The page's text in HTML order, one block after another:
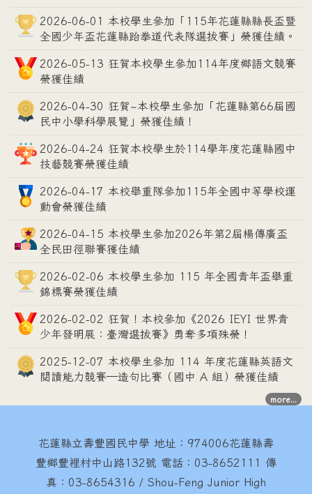
2026-06-01 本校學生參加「115年花蓮縣縣長盃暨
全國少年盃花蓮縣跆拳道代表隊選拔賽」榮獲佳績。
2026-05-13 狂賀本校學生參加114年度鄉語文競賽
榮獲佳績
2026-04-30 狂賀~本校學生參加「花蓮縣第66屆國
民中小學科學展覽」榮獲佳績！
2026-04-24 狂賀本校學生於114學年度花蓮縣國中
技藝競賽榮獲佳績
2026-04-17 本校舉重隊參加115年全國中等學校運
動會榮獲佳績
2026-04-15 本校學生參加2026年第2屆楊傳廣盃
全民田徑聯賽獲佳績
2026-02-06 本校學生參加 115 年全國青年盃舉重
錦標賽榮獲佳績
2026-02-02 狂賀！本校參加《2026 IEYI 世界青
少年發明展：臺灣選拔賽》勇奪多項殊榮！
2025-12-07 本校學生參加 114 年度花蓮縣英語文
閱讀能力競賽—造句比賽（國中 A 組）榮獲佳績
more...
花蓮縣立壽豐國民中學 地址：974006花蓮縣壽
豐鄉豐裡村中山路132號 電話：03-8652111 傳
真：03-8654316 / Shou-Feng Junior High